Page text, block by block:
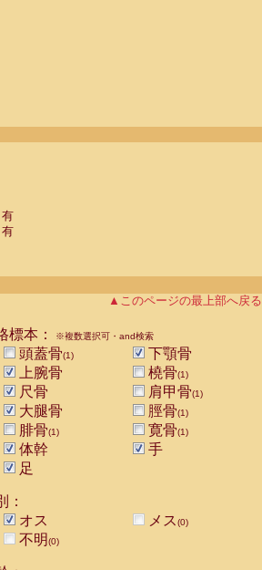
有
▲このページの最上部へ戻る
標本： ※複数選択可・and検索
頭蓋骨(1)
下顎骨
上腕骨
橈骨(1)
尺骨 肩甲骨(1)
大腿骨 脛骨(1)
腓骨(1) 寛骨(1)
体幹
手
足
：
オス
メス(0)
不明(0)